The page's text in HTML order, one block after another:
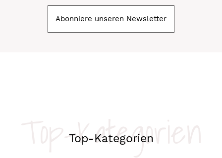
Abonniere unseren Newsletter
Top-Kategorien
Top-Kategorien